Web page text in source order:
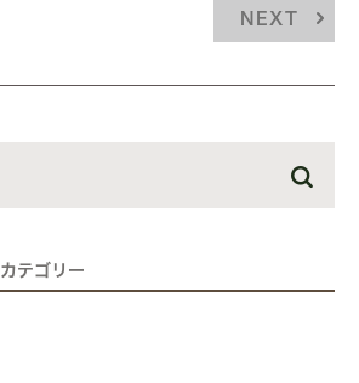
NEXT
カテゴリー